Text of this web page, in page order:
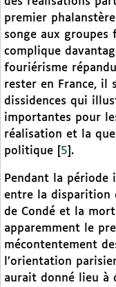
premier
songe aux groupes
complique
fouriérisme
rester en France, il
dissidences qui
importantes pour
réalisation et la
politique
5 .
Pendant la période
entre la disparition
de Condé et la
apparemment le
mécontentement
l’orientation
aurait donné lieu à